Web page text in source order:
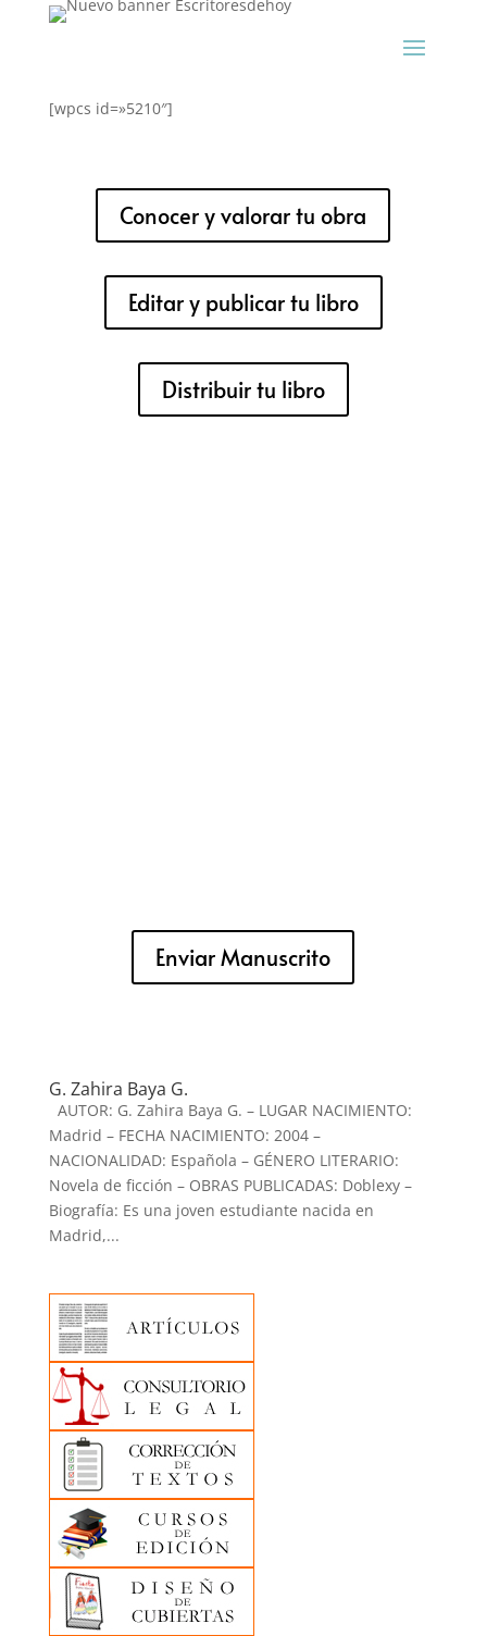
[wpcs id=»5210″]
Conocer y valorar tu obra
Editar y publicar tu libro
Distribuir tu libro
Enviar Manuscrito
G. Zahira Baya G.
AUTOR: G. Zahira Baya G. – LUGAR NACIMIENTO:
Madrid – FECHA NACIMIENTO: 2004 –
NACIONALIDAD: Española – GÉNERO LITERARIO:
Novela de ficción – OBRAS PUBLICADAS: Doblexy –
Biografía: Es una joven estudiante nacida en
Madrid,...